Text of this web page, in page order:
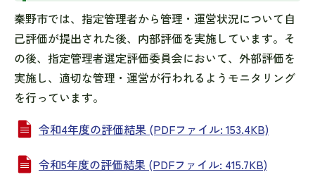
秦野市では、指定管理者から管理・運営状況について自
己評価が提出された後、内部評価を実施しています。そ
の後、指定管理者選定評価委員会において、外部評価を
実施し、適切な管理・運営が行われるようモニタリング
を行っています。
令和4年度の評価結果 (PDFファイル: 153.4KB)
令和5年度の評価結果 (PDFファイル: 415.7KB)